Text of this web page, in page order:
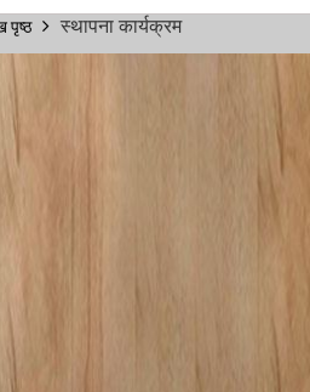
पृष्ठ स्थापना कार्यक्रम